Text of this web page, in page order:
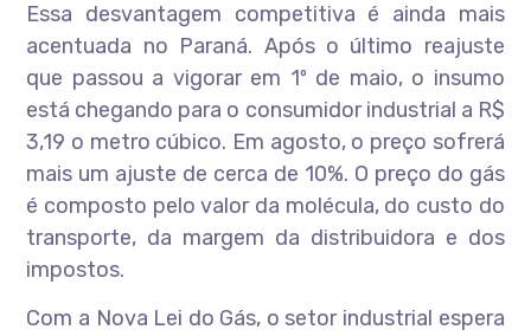
Essa desvantagem competitiva é ainda mais
acentuada no Paraná. Após o último reajuste
que passou a vigorar em 1º de maio, o insumo
está chegando para o consumidor industrial a R$
3,19 o metro cúbico. Em agosto, o preço sofrerá
mais um ajuste de cerca de 10%. O preço do gás
é composto pelo valor da molécula, do custo do
transporte, da margem da distribuidora e dos
impostos.
Com a Nova Lei do Gás, o setor industrial espera